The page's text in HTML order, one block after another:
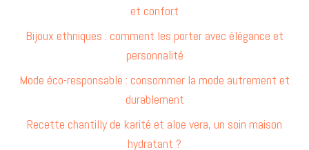
et confort
Bijoux ethniques : comment les porter avec élégance et
personnalité
Mode éco-responsable : consommer la mode autrement et
durablement
Recette chantilly de karité et aloe vera, un soin maison
hydratant ?